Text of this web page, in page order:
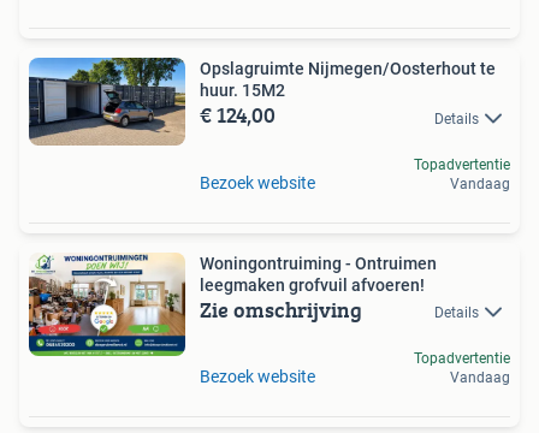
Opslagruimte Nijmegen/Oosterhout te
huur. 15M2
€ 124,00 Details
Bezoek website
Topadvertentie
Vandaag
Woningontruiming - Ontruimen
leegmaken grofvuil afvoeren!
Zie omschrijving Details
Bezoek website
Topadvertentie
Vandaag